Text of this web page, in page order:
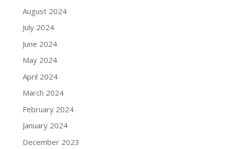
August 2024
July 2024
June 2024
May 2024
April 2024
March 2024
February 2024
January 2024
December 2023